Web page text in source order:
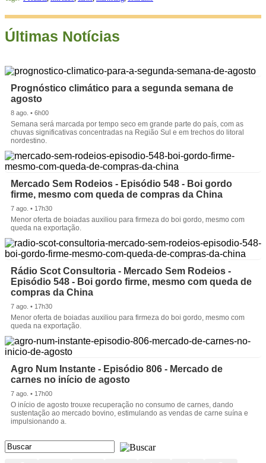
Últimas Notícias
Prognóstico climático para a segunda semana de
agosto
8 ago. • 6h00
Semana será marcada por tempo seco em grande parte do país, com as
chuvas significativas concentradas na Região Sul e em trechos do litoral
nordestino.
Mercado Sem Rodeios - Episódio 548 - Boi gordo
firme, mesmo com queda de compras da China
7 ago. • 17h30
Menor oferta de boiadas auxiliou para firmeza do boi gordo, mesmo com
queda na exportação.
Rádio Scot Consultoria - Mercado Sem Rodeios -
Episódio 548 - Boi gordo firme, mesmo com queda de
compras da China
7 ago. • 17h30
Menor oferta de boiadas auxiliou para firmeza do boi gordo, mesmo com
queda na exportação.
Agro Num Instante - Episódio 806 - Mercado de
carnes no início de agosto
7 ago. • 17h00
O início de agosto trouxe recuperação no consumo de carnes, dando
sustentação ao mercado bovino, estimulando as vendas de carne suína e
impulsionando a.